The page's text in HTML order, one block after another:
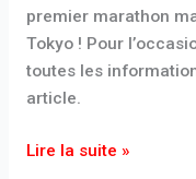
premier marathon
Tokyo ! Pour
toutes les
article.
Lire la suite »